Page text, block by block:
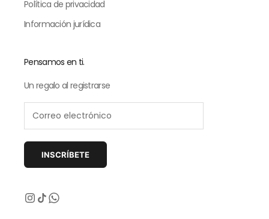
Política de privacidad
Información jurídica
Pensamos en ti.
Un regalo al registrarse
INSCRÍBETE